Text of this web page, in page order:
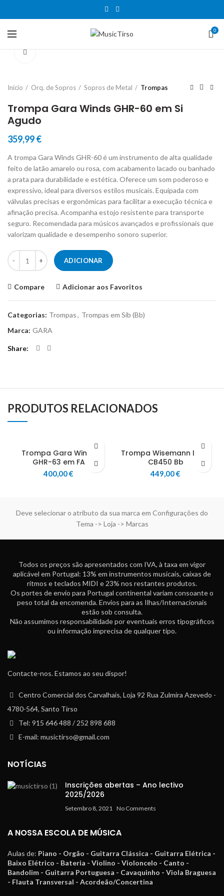
0
Início Orq. de Sopros Sopros de Metal Trompas
Trompa Gara Winds GHR-60 em Si
Agudo
359,99€
A trompa Gara Winds GHR-60 é um instrumento de alta qualidade
feito de latão amarelo ou rosa, com acabamento lacado ou banhado
a prata para durabilidade e estética. Oferece um som poderoso e
expressivo, ideal para diversos estilos musicais. Equipada com
válvulas precisas e ergonômicas para facilitar a execução técnica e
afinação precisa. Acompanha estojo resistente para transporte
seguro. Recomendada para músicos avançados e profissionais que
valorizam qualidade e desempenho sonoro superior.
Quantidade de Trompa Gara Winds GHR-60 em Si Agudo
ADICIONAR
Compare Adicionar aos Favoritos
Categorias: Trompas, Trompas em Sib (Bb)
Marca: GARA
Share
PRODUTOS RELACIONADOS
Trompa Gara Winds
GHR-63 em FA
400,00€
Trompa Wisemann DFH-
CB450 Bb
449,00€
Deve selecionar o atributo da sua marca em Configurações do
Tema -> Loja -> Marcas
Todos os preços são apresentados com IVA, à taxa em vigor
aplicável em Portugal: 13% em instrumentos musicais, caixas de
ritmos e teclados MIDI e 23% nos restantes produtos.
Os portes de envio para Portugal continental variam consoante o
peso total da encomenda. Envios para as Ilhas/Internacionais
estão sob consulta.
Não assumimos responsabilidade por eventuais erros tipográficos
ou informação imprecisa de qualquer tipo.
Contacte-nos. Estamos ao seu dispor!
Centro Comercial dos Carvalhais, Loja 92 Rua Zulmira Azevedo -
4780-564, Santo Tirso
Tel: 915 646 488 / 252 898 688
E-mail: musictirso@gmail.com
NOTÍCIAS
Inscrições abertas – Ano lectivo
2025/2026
Setembro 8, 2021 No Comments
A NOSSA ESCOLA DE MÚSICA
Aulas de: Piano - Orgão - Guitarra Clássica - Guitarra Elétrica -
Baixo Elétrico - Bateria - Violino - Violoncelo - Canto -
Bandolim - Guitarra Portuguesa - Cavaquinho - Viola Braguesa
- Flauta Transversal - Acordeão/Concertina